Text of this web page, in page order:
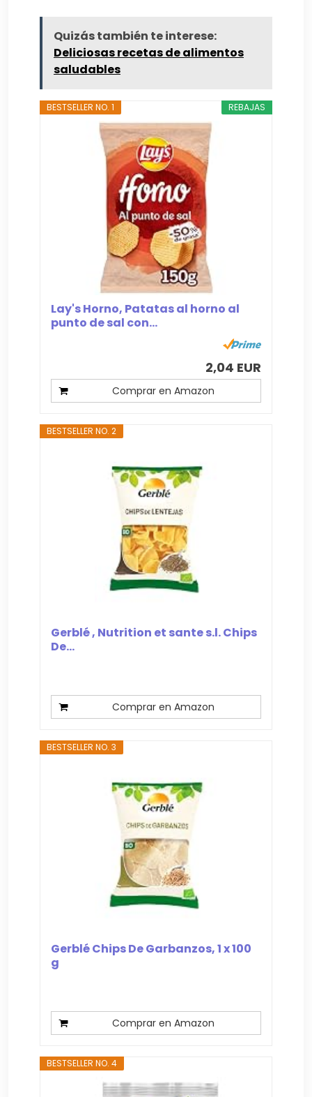
Quizás también te interese:
Deliciosas recetas de alimentos
saludables
REBAJAS
BESTSELLER NO. 1
Lay's Horno, Patatas al horno al
punto de sal con...
2,04 EUR
Comprar en Amazon
BESTSELLER NO. 2
Gerblé , Nutrition et sante s.l. Chips
De...
Comprar en Amazon
BESTSELLER NO. 3
Gerblé Chips De Garbanzos, 1 x 100
g
Comprar en Amazon
BESTSELLER NO. 4